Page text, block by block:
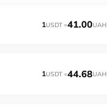
1USDT =41.00UAH
1USDT =44.68UAH